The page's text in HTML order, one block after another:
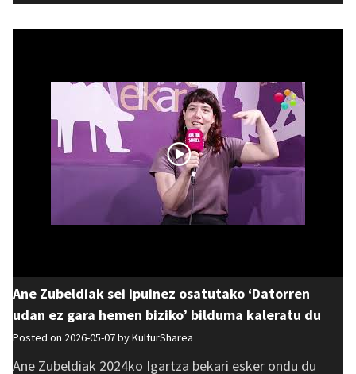
Ane Zubeldiak sei ipuinez osatutako ‘Datorren
udan ez gara hemen biziko’ bilduma kaleratu du
Posted on 2026-05-07 byKulturSharea
Ane Zubeldiak 2024ko Igartza bekari esker ondu du